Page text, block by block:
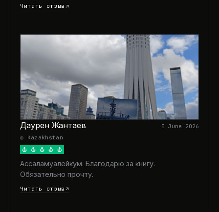
Читать отзыв
Даурен Жантаев
5 June 2026
◎ Kazakhstan
Ассаламуалейкум. Благодарю за книгу.
Обязательно прочту.
Читать отзыв